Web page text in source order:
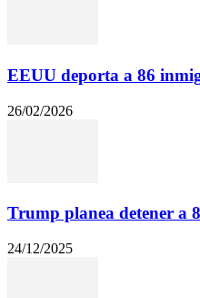
EEUU deporta a 86
26/02/2026
Trump planea detener a
24/12/2025